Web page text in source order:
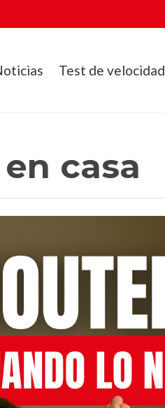
Test de velocidad
casa